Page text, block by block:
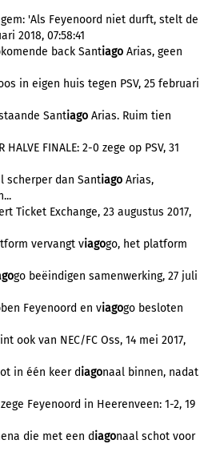
'Als Feyenoord niet durft, stelt de
2018, 07:58:41
back Santiago Arias, geen
in eigen huis tegen PSV, 25 februari
Santiago Arias. Ruim tien
HALVE FINALE: 2-0 zege op PSV, 31
scherper dan Santiago Arias,
Ticket Exchange, 23 augustus 2017,
vervangt viagogo, het platform
go beëindigen samenwerking, 27 juli
Feyenoord en viagogo besloten
ook van NEC/FC Oss, 14 mei 2017,
in één keer diagonaal binnen, nadat
Feyenoord in Heerenveen: 1-2, 19
die met een diagonaal schot voor